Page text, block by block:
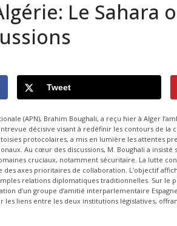
Le Sahara
Tweet
(APN), Brahim Boughali, a reçu hier à Alger
décisive visant à redéfinir les contours de la
protocolaires, a mis en lumière les attentes
Au cœur des discussions, M. Boughali a
cruciaux, notamment sécuritaire. La lutte
axes prioritaires de collaboration. L’objectif
relations diplomatiques traditionnelles. Sur le
d’un groupe d’amitié interparlementaire
liens entre les deux institutions législatives,